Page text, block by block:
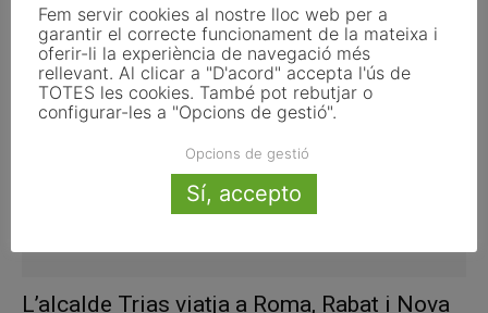
desembre 5, 2013
L’alcalde Trias viatja a Roma, Rabat i Nova
Fem servir cookies al nostre lloc web per a
garantir el correcte funcionament de la mateixa i
oferir-li la experiència de navegació més
rellevant. Al clicar a "D'acord" accepta l'ús de
TOTES les cookies. També pot rebutjar o
configurar-les a "Opcions de gestió".
Opcions de gestió
Sí, accepto